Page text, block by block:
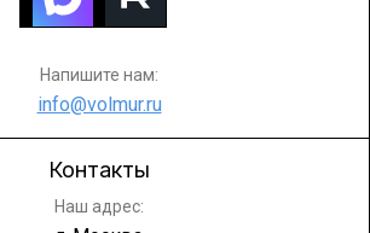
Напишите нам:
info@volmur.ru
Контакты
Наш адрес: